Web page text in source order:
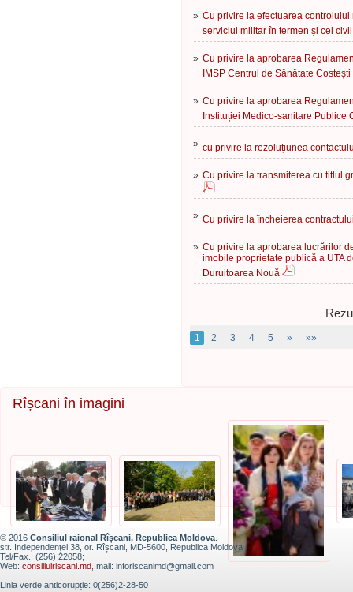
» Cu privire la efectuarea
serviciul militar în termen și cel
» Cu privire la aprobarea
IMSP Centrul de Sănătate Costești
» Cu privire la aprobarea
Instituției Medico-sanitare Publice
» cu privire la rezoluțiunea
» Cu privire la transmiterea cu titlul
» Cu privire la încheierea
» Cu privire la aprobarea lucrărilor
imobile proprietate publică a UTA
Duruitoarea Nouă
1 2 3 4 5 » »»
Rîșcani în imagini
© 2016 Consiliul raional Rîșcani, Republica Moldova
str. Independenţei 38, or. Rîșcani, MD-5600, Republica Moldova
Tel/Fax.: (256) 22058;
Web: consiliulriscani.md , mail: inforiscanimd@gmail.com
Linia verde anticorupție: 0(256)2-28-50